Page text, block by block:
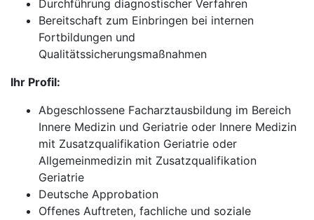
Durchführung diagnostischer Verfahren
Bereitschaft zum Einbringen bei internen
Fortbildungen und
Qualitätssicherungsmaßnahmen
Ihr Profil:
Abgeschlossene Facharztausbildung im Bereich
Innere Medizin und Geriatrie oder Innere Medizin
mit Zusatzqualifikation Geriatrie oder
Allgemeinmedizin mit Zusatzqualifikation
Geriatrie
Deutsche Approbation
Offenes Auftreten, fachliche und soziale